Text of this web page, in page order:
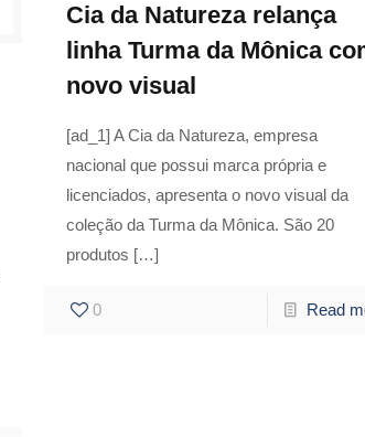
Cia da Natureza relança
linha Turma da Mônica
novo visual
[ad_1] A Cia da Natureza, empresa
nacional que possui marca própria e
licenciados, apresenta o novo visual da
coleção da Turma da Mônica. São 20
produtos […]
0 Read